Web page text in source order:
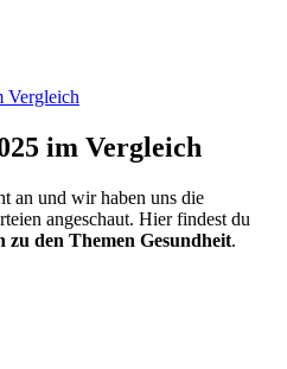
Vergleich
im Vergleich
an und wir haben uns die
angeschaut. Hier findest du
zu den Themen Gesundheit.